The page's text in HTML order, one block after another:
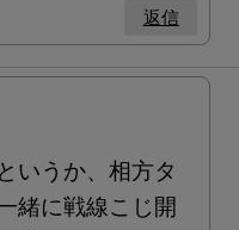
返信
いうか、相方タ
緒に戦線こじ開